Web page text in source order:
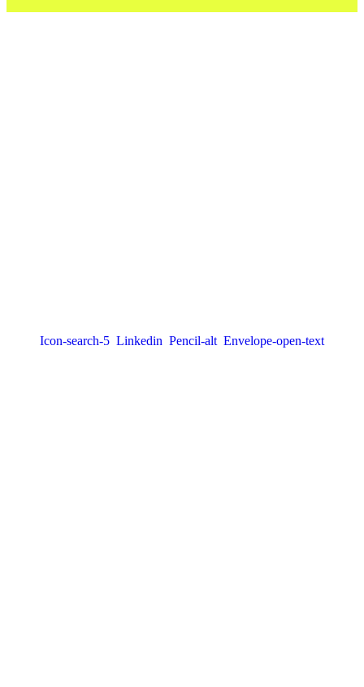
Icon-search-5 Linkedin Pencil-alt Envelope-open-text